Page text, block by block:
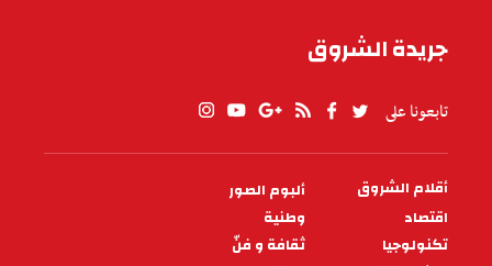
مع المتقاعدين ... الناصر قرقوبي
(مدير مركزي سابق بالمعهد